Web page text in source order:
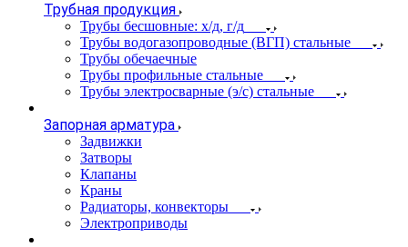
Трубная продукция
Трубы бесшовные: х/д, г/д
Трубы водогазопроводные (ВГП) стальные
Трубы обечаечные
Трубы профильные стальные
Трубы электросварные (э/с) стальные
Запорная арматура
Задвижки
Затворы
Клапаны
Краны
Радиаторы, конвекторы
Электроприводы